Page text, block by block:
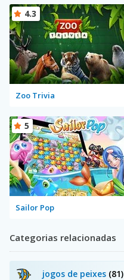
Zoo Trivia
4.3
Sailor Pop
5
Categorias relacionadas
jogos de peixes (81)